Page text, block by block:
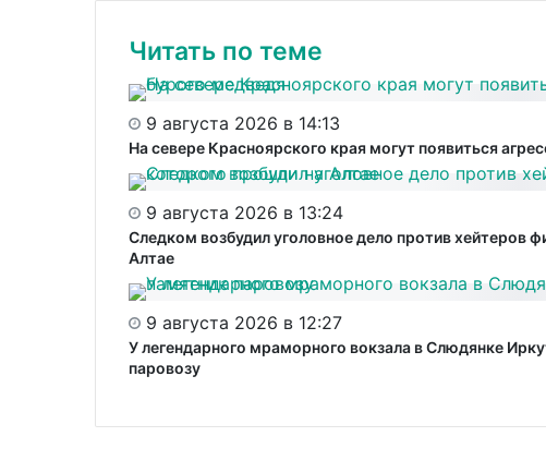
Читать по теме
9 августа 2026 в 14:13
На севере Красноярского края могут появиться
9 августа 2026 в 13:24
Следком возбудил уголовное дело против хейтеров
Алтае
9 августа 2026 в 12:27
У легендарного мраморного вокзала в Слюдянке
паровозу